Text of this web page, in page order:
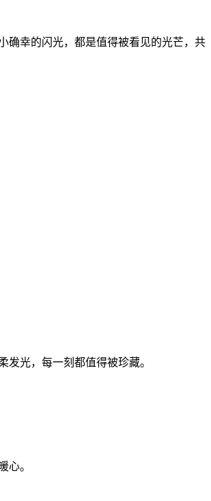
确幸的闪光，都是值得被看见的光芒，共
光，每一刻都值得被珍藏。
心。